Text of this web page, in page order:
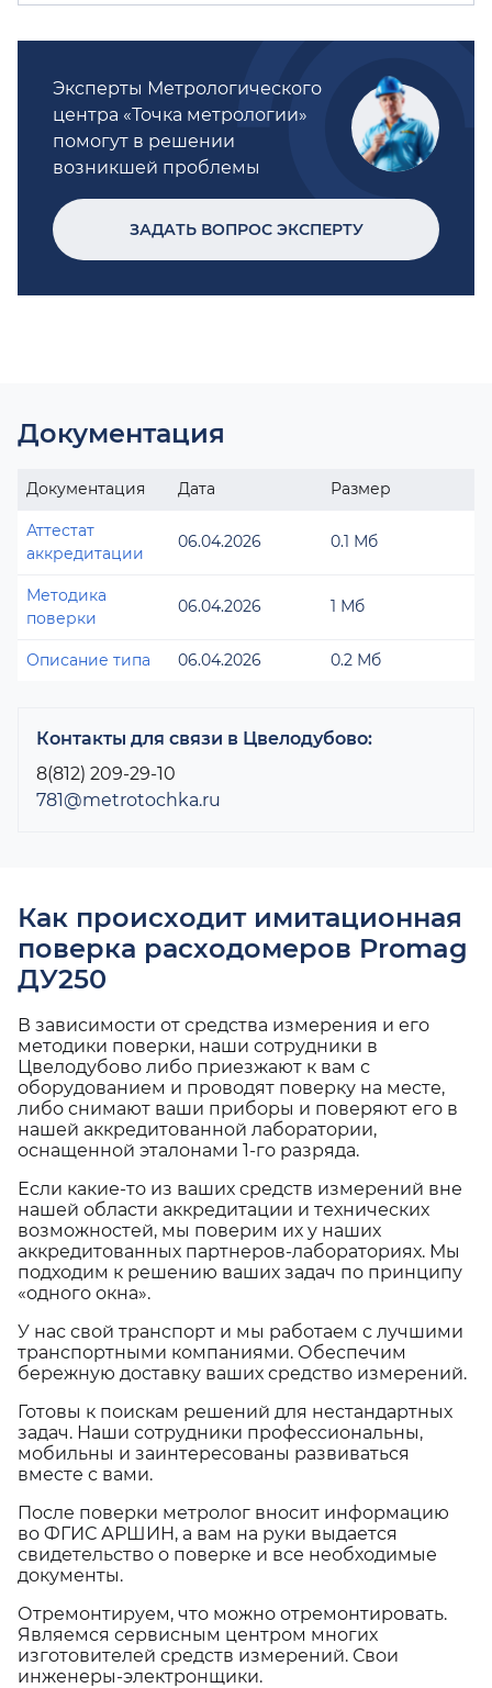
Эксперты Метрологического
центра «Точка метрологии»
помогут в решении
возникшей проблемы
ЗАДАТЬ ВОПРОС ЭКСПЕРТУ
Документация
Документация Дата Размер
Аттестат
аккредитации
06.04.2026 0.1 Мб
Методика
поверки
06.04.2026 1 Мб
Описание типа 06.04.2026 0.2 Мб
Контакты для связи в Цвелодубово:
8(812) 209-29-10
781@metrotochka.ru
Как происходит имитационная
поверка расходомеров Promag
ДУ250
В зависимости от средства измерения и его
методики поверки, наши сотрудники в
Цвелодубово либо приезжают к вам с
оборудованием и проводят поверку на месте,
либо снимают ваши приборы и поверяют его в
нашей аккредитованной лаборатории,
оснащенной эталонами 1-го разряда.
Если какие-то из ваших средств измерений вне
нашей области аккредитации и технических
возможностей, мы поверим их у наших
аккредитованных партнеров-лабораториях. Мы
подходим к решению ваших задач по принципу
«одного окна».
У нас свой транспорт и мы работаем с лучшими
транспортными компаниями. Обеспечим
бережную доставку ваших средство измерений.
Готовы к поискам решений для нестандартных
задач. Наши сотрудники профессиональны,
мобильны и заинтересованы развиваться
вместе с вами.
После поверки метролог вносит информацию
во ФГИС АРШИН, а вам на руки выдается
свидетельство о поверке и все необходимые
документы.
Отремонтируем, что можно отремонтировать.
Являемся сервисным центром многих
изготовителей средств измерений. Свои
инженеры-электронщики.